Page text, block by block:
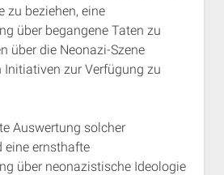
zu beziehen, eine
über begangene Taten zu
über die Neonazi-Szene
zur Verfügung zu
Auswertung solcher
eine ernsthafte
über neonazistische Ideologie